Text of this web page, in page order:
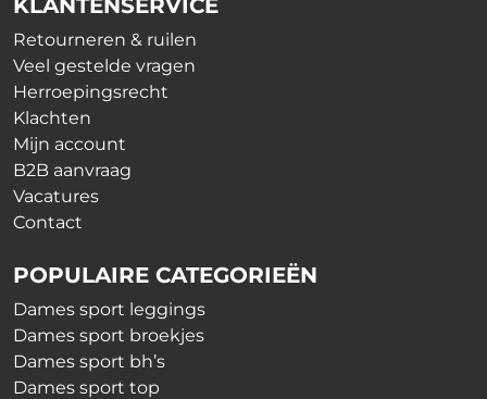
worden
op
de
productpagina
Retourneren & ruilen
Veel gestelde vragen
Herroepingsrecht
Klachten
Mijn account
B2B aanvraag
Vacatures
Contact
POPULAIRE CATEGORIEËN
Dames sport leggings
Dames sport broekjes
Dames sport bh’s
Dames sport top